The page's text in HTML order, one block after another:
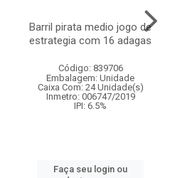
Barril pirata medio jogo de
estrategia com 16 adagas
Código: 839706
Embalagem: Unidade
Caixa Com: 24 Unidade(s)
Inmetro: 006747/2019
IPI: 6.5%
Faça seu login ou